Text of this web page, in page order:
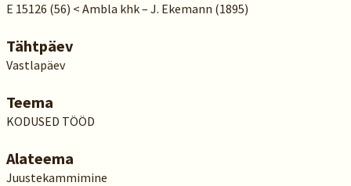
E 15126 (56) < Ambla khk – J. Ekemann (1895)
Tähtpäev
Vastlapäev
Teema
KODUSED TÖÖD
Alateema
Juustekammimine